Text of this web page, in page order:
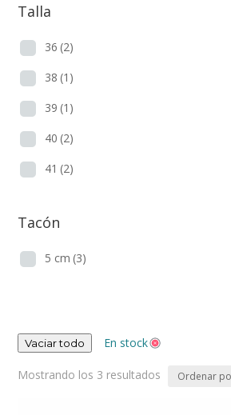
Talla
36 (2)
38 (1)
39 (1)
40 (2)
41 (2)
Tacón
5 cm (3)
Vaciar todo En stock
Mostrando los 3 resultados Ordenado